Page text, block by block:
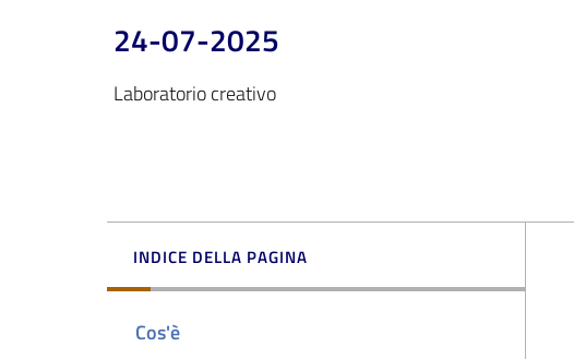
24-07-2025
Laboratorio creativo
INDICE DELLA PAGINA
Cos'è